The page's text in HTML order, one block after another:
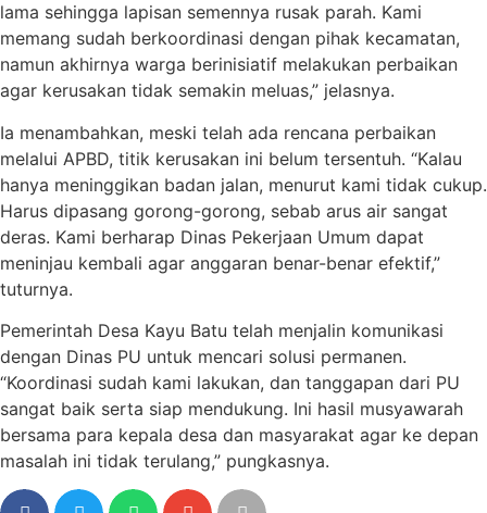
lama sehingga lapisan semennya rusak parah. Kami
memang sudah berkoordinasi dengan pihak kecamatan,
namun akhirnya warga berinisiatif melakukan perbaikan
agar kerusakan tidak semakin meluas,” jelasnya.
Ia menambahkan, meski telah ada rencana perbaikan
melalui APBD, titik kerusakan ini belum tersentuh. “Kalau
hanya meninggikan badan jalan, menurut kami tidak cukup.
Harus dipasang gorong-gorong, sebab arus air sangat
deras. Kami berharap Dinas Pekerjaan Umum dapat
meninjau kembali agar anggaran benar-benar efektif,”
tuturnya.
Pemerintah Desa Kayu Batu telah menjalin komunikasi
dengan Dinas PU untuk mencari solusi permanen.
“Koordinasi sudah kami lakukan, dan tanggapan dari PU
sangat baik serta siap mendukung. Ini hasil musyawarah
bersama para kepala desa dan masyarakat agar ke depan
masalah ini tidak terulang,” pungkasnya.